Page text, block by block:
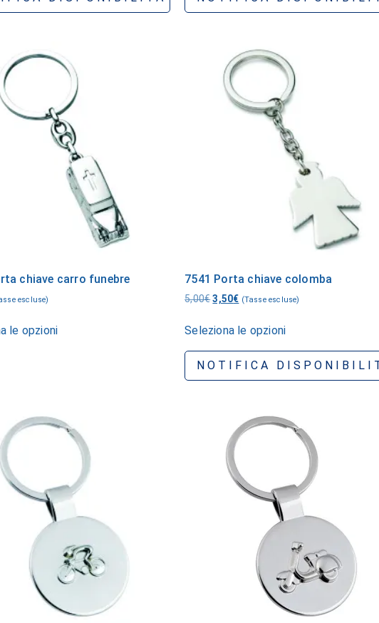
chiave carro funebre
escluse)
le opzioni
7541 Porta chiave colomba
5,00€ 3,50€ (Tasse escluse)
Seleziona le opzioni
NOTIFICA